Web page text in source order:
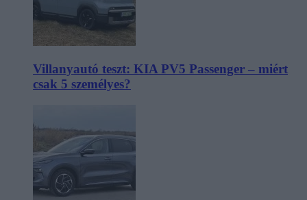
Villanyautó teszt: KIA PV5 Passenger – miért
csak 5 személyes?